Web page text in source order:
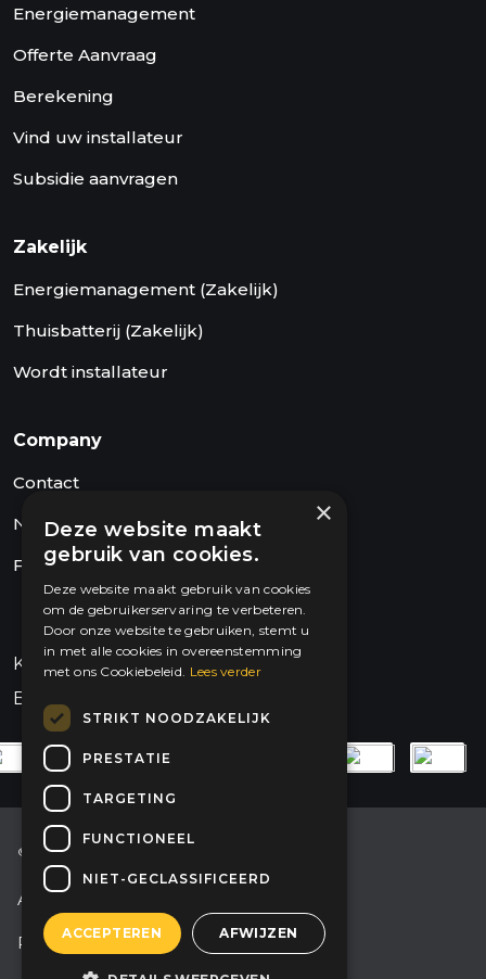
Energiemanagement
Offerte Aanvraag
Berekening
Vind uw installateur
Subsidie aanvragen
Zakelijk
Energiemanagement (Zakelijk)
Thuisbatterij (Zakelijk)
Wordt installateur
Company
Contact
Nieuws
FAQ
KVK: 89842316
BTW: NL865129423B01
© 2026 Dysun Energy
Algemene voorwaarden
Privacyverklaring
×
Deze website maakt
gebruik van cookies.
Deze website maakt gebruik van cookies
om de gebruikerservaring te verbeteren.
Door onze website te gebruiken, stemt u
in met alle cookies in overeenstemming
met ons Cookiebeleid. Lees verder
STRIKT NOODZAKELIJK
PRESTATIE
TARGETING
FUNCTIONEEL
NIET-GECLASSIFICEERD
ACCEPTEREN AFWIJZEN